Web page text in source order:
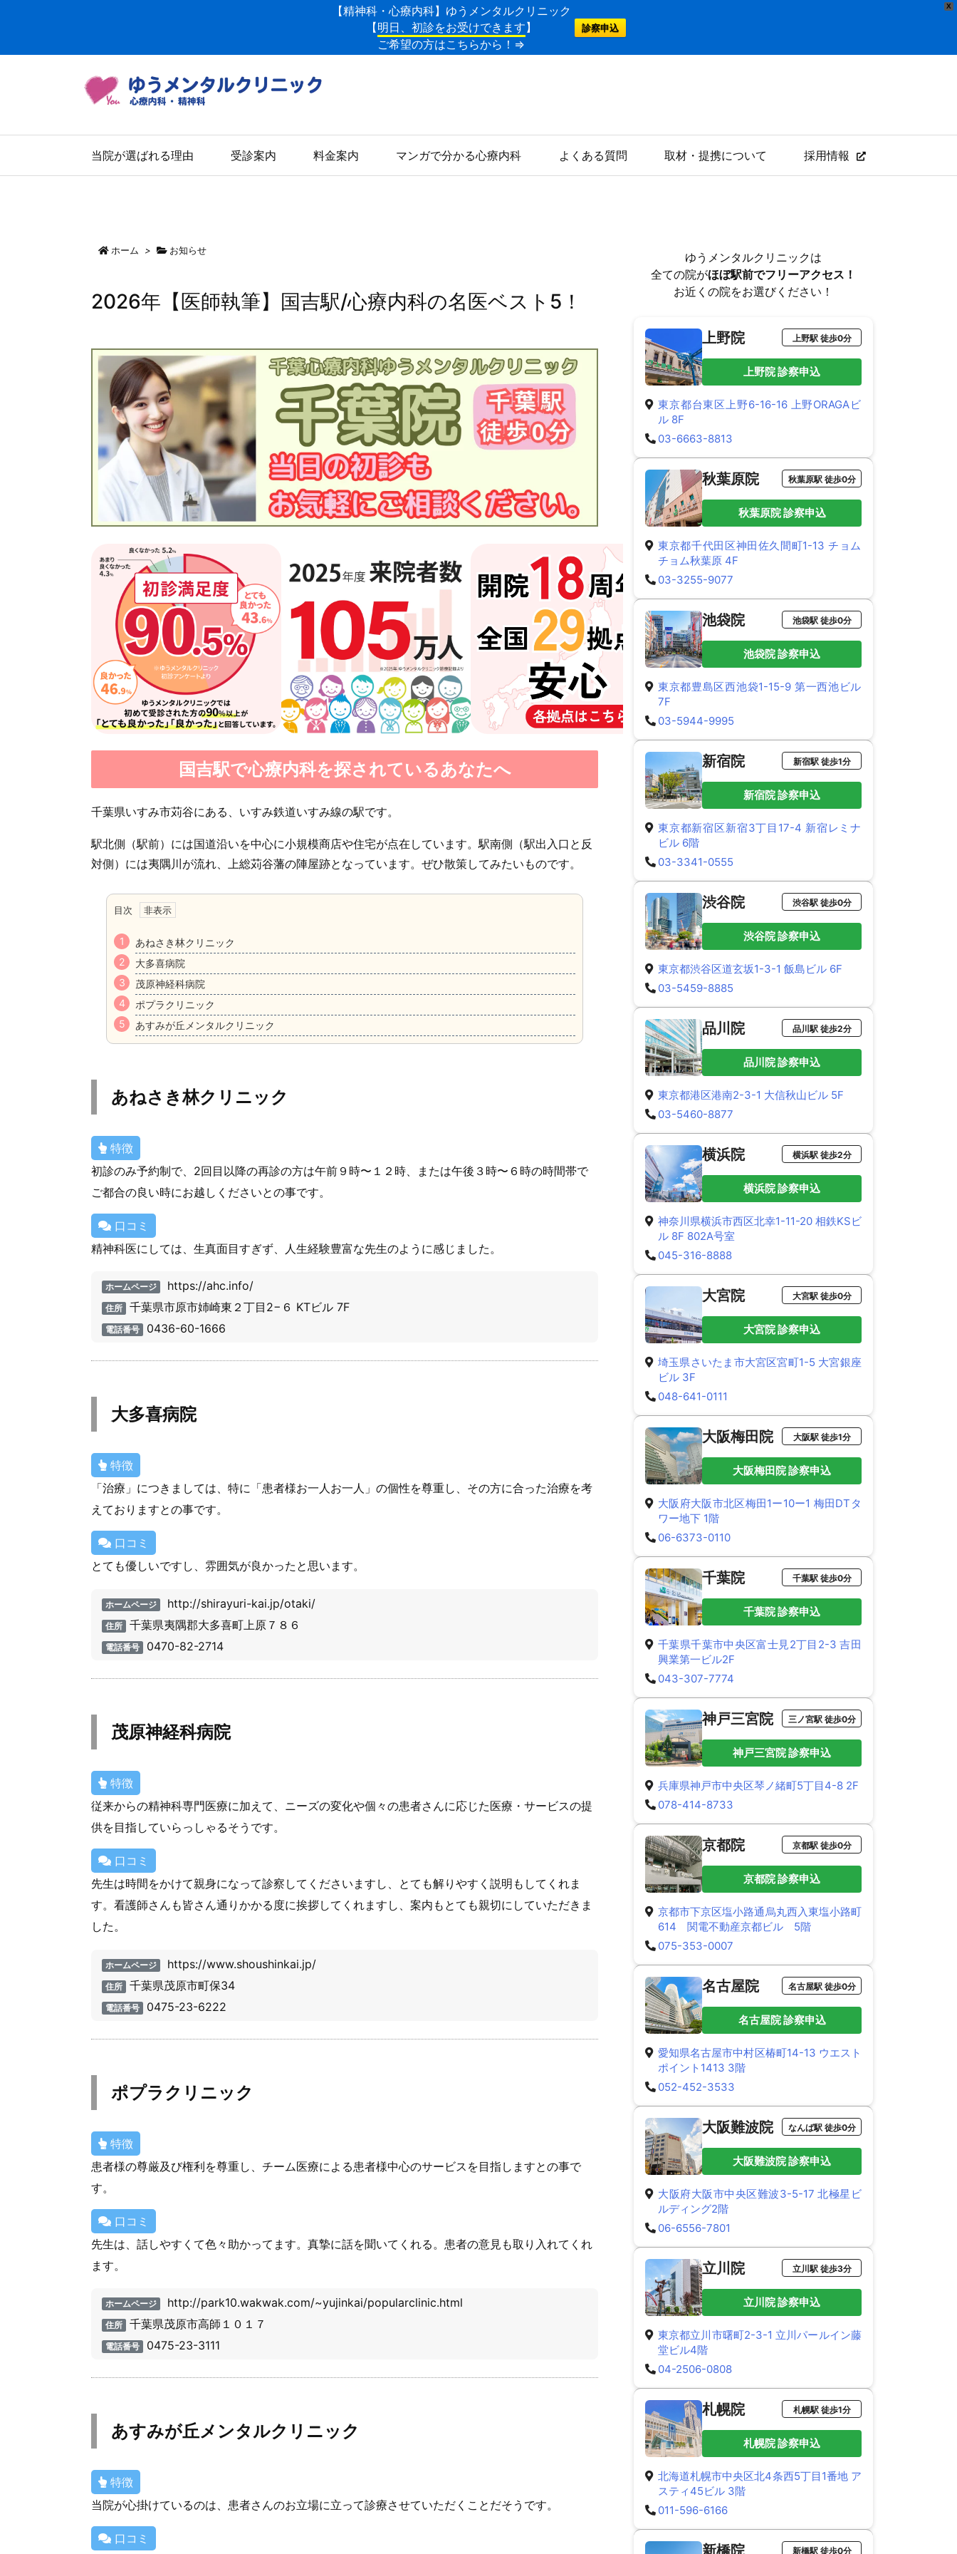
X
【精神科・心療内科】ゆうメンタルクリニック
【明日、初診をお受けできます】
ご希望の方はこちらから！⇒
診察申込
当院が選ばれる理由 受診案内 料金案内 マンガで分かる心療内科 よくある質問 取材・提携について 採用情報
ホーム > お知らせ
2026年【医師執筆】国吉駅/心療内科の名医ベスト5！
国吉駅で心療内科を探されているあなたへ
千葉県いすみ市苅谷にある、いすみ鉄道いすみ線の駅です。
駅北側（駅前）には国道沿いを中心に小規模商店や住宅が点在しています。駅南側（駅出入口と反
対側）には夷隅川が流れ、上総苅谷藩の陣屋跡となっています。ぜひ散策してみたいものです。
目次
あねさき林クリニック
大多喜病院
茂原神経科病院
ポプラクリニック
あすみが丘メンタルクリニック
あねさき林クリニック
特徴
初診のみ予約制で、2回目以降の再診の方は午前９時〜１２時、または午後３時〜６時の時間帯で
ご都合の良い時にお越しくださいとの事です。
口コミ
精神科医にしては、生真面目すぎず、人生経験豊富な先生のように感じました。
ホームページ https://ahc.info/
住所 千葉県市原市姉崎東２丁目2−６ KTビル 7F
電話番号 0436-60-1666
大多喜病院
特徴
「治療」につきましては、特に「患者様お一人お一人」の個性を尊重し、その方に合った治療を考
えておりますとの事です。
口コミ
とても優しいですし、雰囲気が良かったと思います。
ホームページ http://shirayuri-kai.jp/otaki/
住所 千葉県夷隅郡大多喜町上原７８６
電話番号 0470-82-2714
茂原神経科病院
特徴
従来からの精神科専門医療に加えて、ニーズの変化や個々の患者さんに応じた医療・サービスの提
供を目指していらっしゃるそうです。
口コミ
先生は時間をかけて親身になって診察してくださいますし、とても解りやすく説明もしてくれま
す。看護師さんも皆さん通りかかる度に挨拶してくれますし、案内もとても親切にしていただきま
した。
ホームページ https://www.shoushinkai.jp/
住所 千葉県茂原市町保34
電話番号 0475-23-6222
ポプラクリニック
特徴
患者様の尊厳及び権利を尊重し、チーム医療による患者様中心のサービスを目指しますとの事で
す。
口コミ
先生は、話しやすくて色々助かってます。真摯に話を聞いてくれる。患者の意見も取り入れてくれ
ます。
ホームページ http://park10.wakwak.com/~yujinkai/popularclinic.html
住所 千葉県茂原市高師１０１７
電話番号 0475-23-3111
あすみが丘メンタルクリニック
特徴
当院が心掛けているのは、患者さんのお立場に立って診療させていただくことだそうです。
口コミ
ゆうメンタルクリニックは
全ての院がほぼ駅前でフリーアクセス！
お近くの院をお選びください！
上野院 上野駅 徒歩0分
上野院 診察申込
東京都台東区上野6-16-16 上野ORAGAビ
ル 8F
03-6663-8813
秋葉原院 秋葉原駅 徒歩0分
秋葉原院 診察申込
東京都千代田区神田佐久間町1-13 チョム
チョム秋葉原 4F
03-3255-9077
池袋院 池袋駅 徒歩0分
池袋院 診察申込
東京都豊島区西池袋1-15-9 第一西池ビル
7F
03-5944-9995
新宿院 新宿駅 徒歩1分
新宿院 診察申込
東京都新宿区新宿3丁目17-4 新宿レミナ
ビル 6階
03-3341-0555
渋谷院 渋谷駅 徒歩0分
渋谷院 診察申込
東京都渋谷区道玄坂1-3-1 飯島ビル 6F
03-5459-8885
品川院 品川駅 徒歩2分
品川院 診察申込
東京都港区港南2-3-1 大信秋山ビル 5F
03-5460-8877
横浜院 横浜駅 徒歩2分
横浜院 診察申込
神奈川県横浜市西区北幸1-11-20 相鉄KSビ
ル 8F 802A号室
045-316-8888
大宮院 大宮駅 徒歩0分
大宮院 診察申込
埼玉県さいたま市大宮区宮町1-5 大宮銀座
ビル 3F
048-641-0111
大阪梅田院 大阪駅 徒歩1分
大阪梅田院 診察申込
大阪府大阪市北区梅田1ー10ー1 梅田DTタ
ワー地下 1階
06-6373-0110
千葉院 千葉駅 徒歩0分
千葉院 診察申込
千葉県千葉市中央区富士見2丁目2-3 吉田
興業第一ビル2F
043-307-7774
神戸三宮院 三ノ宮駅 徒歩0分
神戸三宮院 診察申込
兵庫県神戸市中央区琴ノ緒町5丁目4-8 2F
078-414-8733
京都院 京都駅 徒歩0分
京都院 診察申込
京都市下京区塩小路通烏丸西入東塩小路町
614 関電不動産京都ビル 5階
075-353-0007
名古屋院 名古屋駅 徒歩0分
名古屋院 診察申込
愛知県名古屋市中村区椿町14-13 ウエスト
ポイント1413 3階
052-452-3533
大阪難波院 なんば駅 徒歩0分
大阪難波院 診察申込
大阪府大阪市中央区難波3-5-17 北極星ビ
ルディング2階
06-6556-7801
立川院 立川駅 徒歩3分
立川院 診察申込
東京都立川市曙町2-3-1 立川パールイン藤
堂ビル4階
04-2506-0808
札幌院 札幌駅 徒歩1分
札幌院 診察申込
北海道札幌市中央区北4条西5丁目1番地 ア
スティ45ビル 3階
011-596-6166
新橋院 新橋駅 徒歩0分